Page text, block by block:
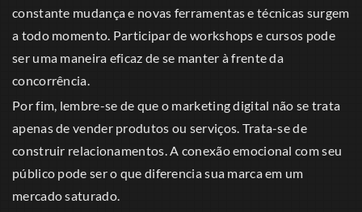
constante mudança e novas ferramentas e técnicas surgem
a todo momento. Participar de workshops e cursos pode
ser uma maneira eficaz de se manter à frente da
concorrência.
Por fim, lembre-se de que o marketing digital não se trata
apenas de vender produtos ou serviços. Trata-se de
construir relacionamentos. A conexão emocional com seu
público pode ser o que diferencia sua marca em um
mercado saturado.